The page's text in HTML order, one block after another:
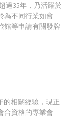
過35年，乃活躍於
為不同行業如會
館等申請有關發牌
的相關經驗，現正
合資格的專業會